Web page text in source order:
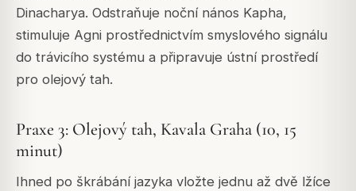
Dinacharya. Odstraňuje noční nános Kapha,
stimuluje Agni prostřednictvím smyslového signálu
do trávicího systému a připravuje ústní prostředí
pro olejový tah.
Praxe 3: Olejový tah, Kavala Graha (10, 15
minut)
Ihned po škrábání jazyka vložte jednu až dvě lžíce